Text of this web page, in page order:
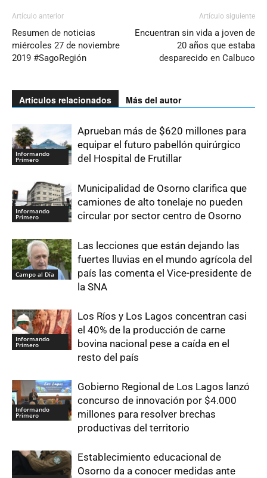
Artículo anterior
Resumen de noticias
miércoles 27 de noviembre
2019 #SagoRegión
Artículo siguiente
Encuentran sin vida a joven de
20 años que estaba
desparecido en Calbuco
Artículos relacionados Más del autor
Informando
Primero
Aprueban más de $620 millones para
equipar el futuro pabellón quirúrgico
del Hospital de Frutillar
Informando
Primero
Municipalidad de Osorno clarifica que
camiones de alto tonelaje no pueden
circular por sector centro de Osorno
Campo al Día
Las lecciones que están dejando las
fuertes lluvias en el mundo agrícola del
país las comenta el Vice-presidente de
la SNA
Informando
Primero
Los Ríos y Los Lagos concentran casi
el 40% de la producción de carne
bovina nacional pese a caída en el
resto del país
Informando
Primero
Gobierno Regional de Los Lagos lanzó
concurso de innovación por $4.000
millones para resolver brechas
productivas del territorio
Establecimiento educacional de
Osorno da a conocer medidas ante